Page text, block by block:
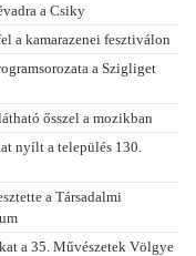
a Csiky
a kamarazenei fesztiválon
a Szigliget
ősszel a mozikban
nyílt a település 130.
a Társadalmi
a 35. Művészetek Völgye